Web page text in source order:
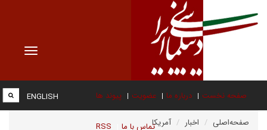
Toggle
صفحه نخست درباره ما عضویت پیوند ها
تماس با ما RSS
ENGLISH
صفحه‌اصلی اخبار
آمریکا